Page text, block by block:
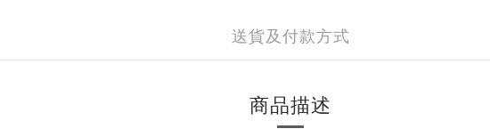
送貨及付款方式
商品描述